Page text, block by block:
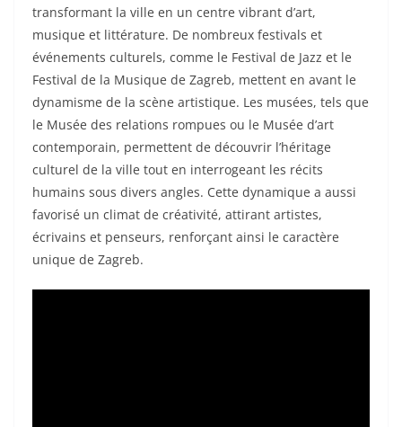
transformant la ville en un centre vibrant d’art,
musique et littérature. De nombreux festivals et
événements culturels, comme le Festival de Jazz et le
Festival de la Musique de Zagreb, mettent en avant le
dynamisme de la scène artistique. Les musées, tels que
le Musée des relations rompues ou le Musée d’art
contemporain, permettent de découvrir l’héritage
culturel de la ville tout en interrogeant les récits
humains sous divers angles. Cette dynamique a aussi
favorisé un climat de créativité, attirant artistes,
écrivains et penseurs, renforçant ainsi le caractère
unique de Zagreb.